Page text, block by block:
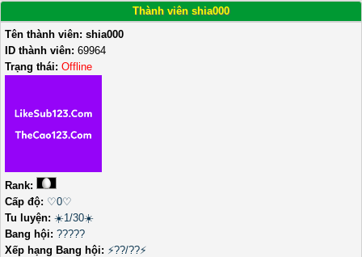
Thành viên shia000
Tên thành viên: shia000
ID thành viên: 69964
Trạng thái: Offline
Rank:
Cấp độ: ♡0♡
Tu luyện: ☀️1/30☀️
Bang hội: ?????
Xếp hạng Bang hội: ⚡??/??⚡